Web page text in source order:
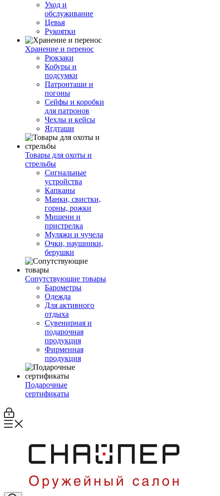
Уход и
обслуживание
Цевья
Рукоятки
Хранение и перенос
Рюкзаки
Кобуры и
подсумки
Патронташи и
погоны
Сейфы и коробки
для патронов
Чехлы и кейсы
Ягдташи
Товары для охоты и
стрельбы
Сигнальные
устройства
Капканы
Манки, свистки,
горны, рожки
Мишени и
пристрелка
Муляжи и чучела
Очки, наушники,
берушки
Сопутствующие товары
Барометры
Одежда
Для активного
отдыха
Сувенирная и
подарочная
продукция
Фирменная
продукция
Подарочные
сертификаты